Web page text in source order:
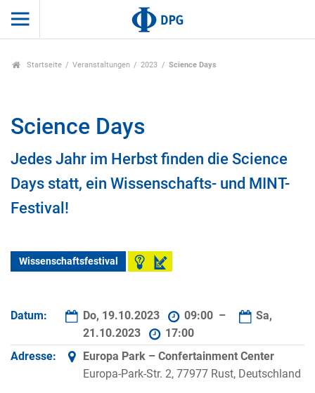
Startseite Veranstaltungen 2023 Science Days
Science Days
Jedes Jahr im Herbst finden die Science
Days statt, ein Wissenschafts- und MINT-
Festival!
Wissenschaftsfestival
Datum: Do, 19.10.2023 09:00 –
Sa,
21.10.2023
17:00
Adresse:
Europa Park – Confertainment Center
Europa-Park-Str. 2, 77977 Rust, Deutschland